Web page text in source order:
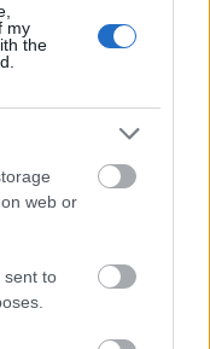
my
the
web or
sent to